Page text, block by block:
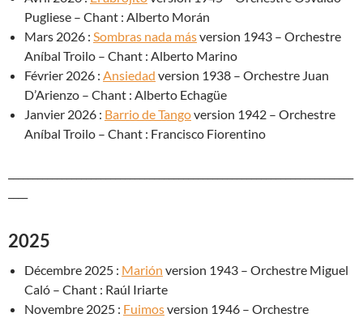
Pugliese – Chant : Alberto Morán
Mars 2026 : Sombras nada másversion 1943 – Orchestre
Aníbal Troilo – Chant : Alberto Marino
Février 2026 : Ansiedad version 1938 – Orchestre Juan
D’Arienzo – Chant : Alberto Echagüe
Janvier 2026 : Barrio de Tangoversion 1942 – Orchestre
Aníbal Troilo – Chant : Francisco Fiorentino
2025
Décembre 2025 : Marión version 1943 – Orchestre Miguel
Caló – Chant : Raúl Iriarte
Novembre 2025 : Fuimosversion 1946 – Orchestre